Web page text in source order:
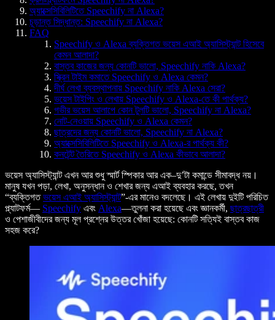
অ্যাক্সেসিবিলিটিতে Speechify না Alexa?
চূড়ান্ত সিদ্ধান্ত: Speechify না Alexa?
FAQ
Speechify ও Alexa ব্যক্তিগত ভয়েস এআই অ্যাসিস্ট্যান্ট হিসেবে
কেমন আলাদা?
বাস্তব কাজের জন্য কোনটি ভালো, Speechify নাকি Alexa?
স্ক্রিন টাইম কমাতে Speechify ও Alexa কেমন?
দীর্ঘ লেখা ব্যবস্থাপনায় Speechify নাকি Alexa সেরা?
ভয়েস টাইপিং ও লেখায় Speechify ও Alexa-তে কী পার্থক্য?
গভীর ভয়েস আলাপে কোন টুলটি ভালো, Speechify না Alexa?
নোট-নেওয়ায় Speechify ও Alexa কেমন?
ছাত্রদের জন্য কোনটি ভালো, Speechify না Alexa?
অ্যাক্সেসিবিলিটিতে Speechify ও Alexa-র পার্থক্য কী?
কনটেন্ট তৈরিতে Speechify ও Alexa কীভাবে আলাদা?
ভয়েস অ্যাসিস্ট্যান্ট এখন আর শুধু স্মার্ট স্পিকার আর এক–দু’টা কমান্ডে সীমাবদ্ধ নয়।
মানুষ যখন পড়া, লেখা, অনুসন্ধান ও শেখার জন্য এআই ব্যবহার করছে, তখন
“ব্যক্তিগতভয়েস এআই অ্যাসিস্ট্যান্ট”-এর মানেও বদলেছে। এই লেখায় দুইটি পরিচিত
প্ল্যাটফর্ম— Speechify এবং Alexa—তুলনা করা হয়েছে এবং জ্ঞানকর্মী, ছাত্রছাত্রী
ও পেশাজীবীদের জন্য মূল প্রশ্নের উত্তর খোঁজা হয়েছে: কোনটি সত্যিই বাস্তব কাজ
সহজ করে?